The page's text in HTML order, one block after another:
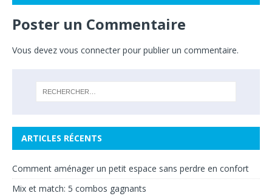
Poster un Commentaire
Vous devez vous connecter pour publier un commentaire.
ARTICLES RÉCENTS
Comment aménager un petit espace sans perdre en confort
Mix et match: 5 combos gagnants